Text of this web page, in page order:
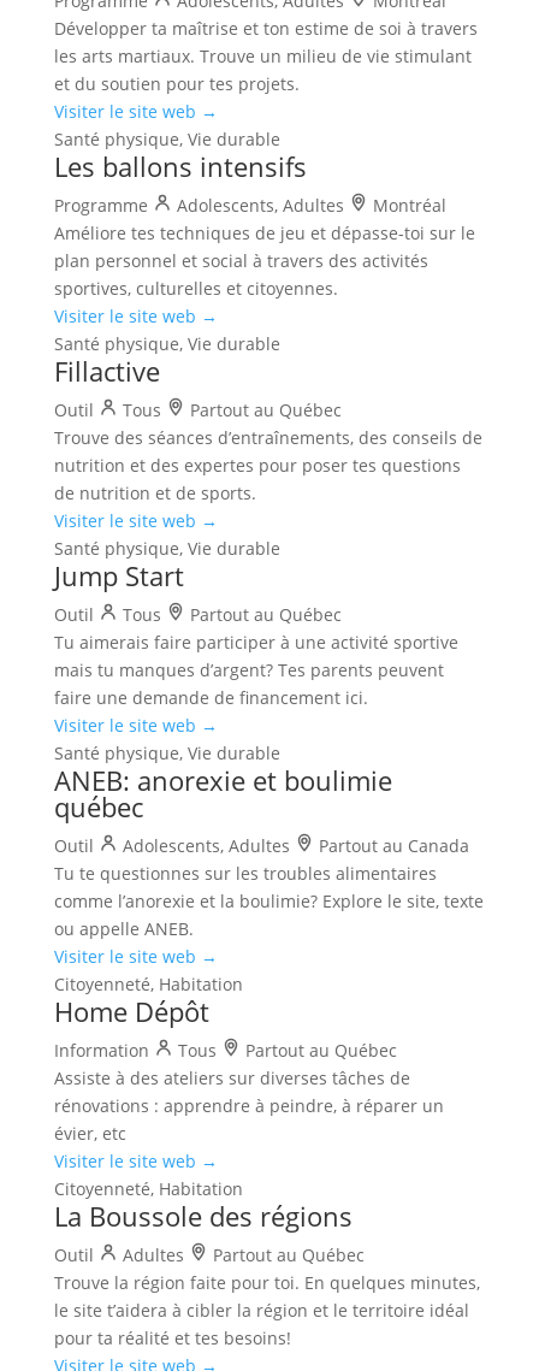
Développer ta maîtrise et ton estime de soi à travers
les arts martiaux. Trouve un milieu de vie stimulant
et du soutien pour tes projets.
Visiter le site web →
Santé physique, Vie durable
Les ballons intensifs
Programme Adolescents, Adultes
Montréal
Améliore tes techniques de jeu et dépasse-toi sur le
plan personnel et social à travers des activités
sportives, culturelles et citoyennes.
Visiter le site web →
Santé physique, Vie durable
Fillactive
Outil Tous
Partout au Québec
Trouve des séances d’entraînements, des conseils de
nutrition et des expertes pour poser tes questions
de nutrition et de sports.
Visiter le site web →
Santé physique, Vie durable
Jump Start
Outil Tous
Partout au Québec
Tu aimerais faire participer à une activité sportive
mais tu manques d’argent? Tes parents peuvent
faire une demande de financement ici.
Visiter le site web →
Santé physique, Vie durable
ANEB: anorexie et boulimie
québec
Outil Adolescents, Adultes
Partout au Canada
Tu te questionnes sur les troubles alimentaires
comme l’anorexie et la boulimie? Explore le site, texte
ou appelle ANEB.
Visiter le site web →
Citoyenneté, Habitation
Home Dépôt
Information Tous
Partout au Québec
Assiste à des ateliers sur diverses tâches de
rénovations : apprendre à peindre, à réparer un
évier, etc
Visiter le site web →
Citoyenneté, Habitation
La Boussole des régions
Outil Adultes
Partout au Québec
Trouve la région faite pour toi. En quelques minutes,
le site t’aidera à cibler la région et le territoire idéal
pour ta réalité et tes besoins!
Visiter le site web →